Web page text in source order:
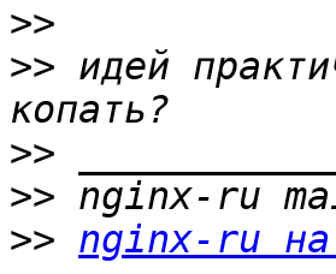
>>
>> идей
>>
>>
>> nginx-ru